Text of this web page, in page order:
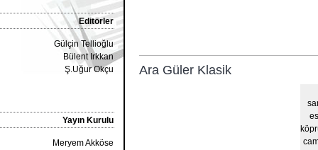
Editörler
Gülçin Tellioğlu
Bülent Irkkan
Ş.Uğur Okçu
Yayın Kurulu
Meryem Akköse
Ara Güler Klasik